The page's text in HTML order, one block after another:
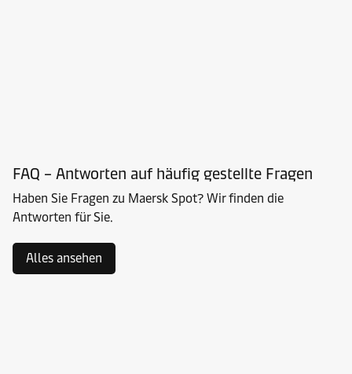
FAQ – Antworten auf häufig gestellte Fragen
Haben Sie Fragen zu Maersk Spot? Wir finden die
Antworten für Sie.
Alles ansehen